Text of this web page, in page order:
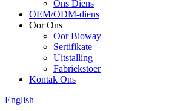
Ons Diens
OEM/ODM-diens
Oor Ons
Oor Bioway
Sertifikate
Uitstalling
Fabriekstoer
Kontak Ons
English